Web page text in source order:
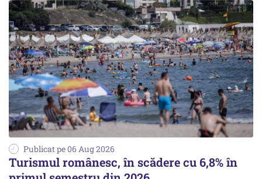
Publicat pe 06 Aug 2026
Turismul românesc, în scădere cu 6,8% în